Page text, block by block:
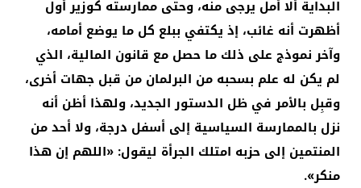
البداية ألا أمل يرجى منه، وحتى ممارسته كوزير أول
أظهرت أنه غائب، إذ يكتفي ببلع كل ما يوضع أمامه،
وآخر نموذج على ذلك ما حصل مع قانون المالية، الذي
لم يكن له علم بسحبه من البرلمان من قبل جهات أخرى،
وقبِل بالأمر في ظل الدستور الجديد، ولهذا أظن أنه
نزل بالممارسة السياسية إلى أسفل درجة، ولا أحد من
المنتمين إلى حزبه امتلك الجرأة ليقول: «اللهم إن هذا
منكر».